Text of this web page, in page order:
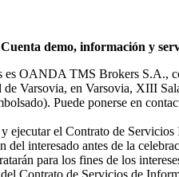
demo, información y
es OANDA TMS Brokers
Varsovia, en Varsovia, XIII
Puede ponerse en
ejecutar el Contrato de
interesado antes de la
para los fines de los
Contrato de Servicios de